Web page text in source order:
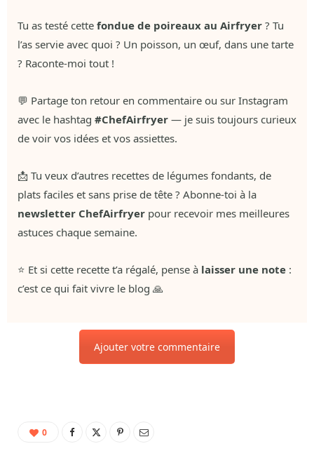
Tu as testé cette fondue de poireaux au Airfryer ? Tu
l’as servie avec quoi ? Un poisson, un œuf, dans une tarte
? Raconte-moi tout !
💬 Partage ton retour en commentaire ou sur Instagram
avec le hashtag #ChefAirfryer — je suis toujours curieux
de voir vos idées et vos assiettes.
📩 Tu veux d’autres recettes de légumes fondants, de
plats faciles et sans prise de tête ? Abonne-toi à la
newsletter ChefAirfryer pour recevoir mes meilleures
astuces chaque semaine.
⭐ Et si cette recette t’a régalé, pense à laisser une note :
c’est ce qui fait vivre le blog 🙏
Ajouter votre commentaire
0